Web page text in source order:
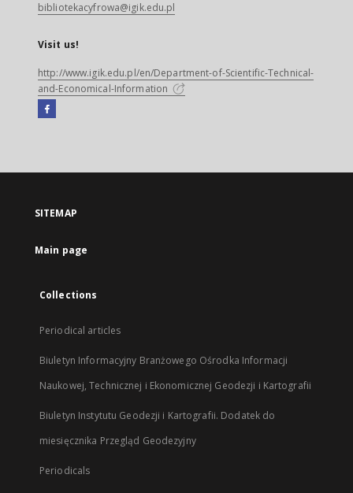
bibliotekacyfrowa@igik.edu.pl
Visit us!
http://www.igik.edu.pl/en/Department-of-Scientific-Technical-
and-Economical-Information
Facebook
open
new
SITEMAP
Main page
Collections
Periodical articles
Biuletyn Informacyjny Branżowego Ośrodka Informacji
Naukowej, Technicznej i Ekonomicznej Geodezji i Kartografii
Biuletyn Instytutu Geodezji i Kartografii. Dodatek do
miesięcznika Przegląd Geodezyjny
Periodicals